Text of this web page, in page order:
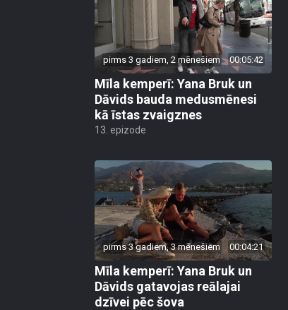
pirms 3 gadiem, 2 mēnešiem 00:05:42
Mīla kemperī: Yana Bruk un
Dāvids bauda medusmēnesi
kā īstas zvaigznes
13. epizode
pirms 3 gadiem, 3 mēnešiem 00:04:21
Mīla kemperī: Yana Bruk un
Dāvids gatavojas reālajai
dzīvei pēc šova